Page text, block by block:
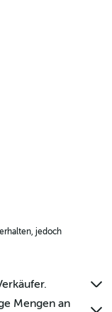
jedoch
Mengen an